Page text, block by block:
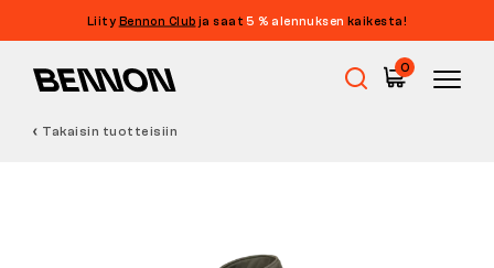
Liity Bennon Club ja saat 5 % alennuksen kaikesta!
0
Takaisin tuotteisiin